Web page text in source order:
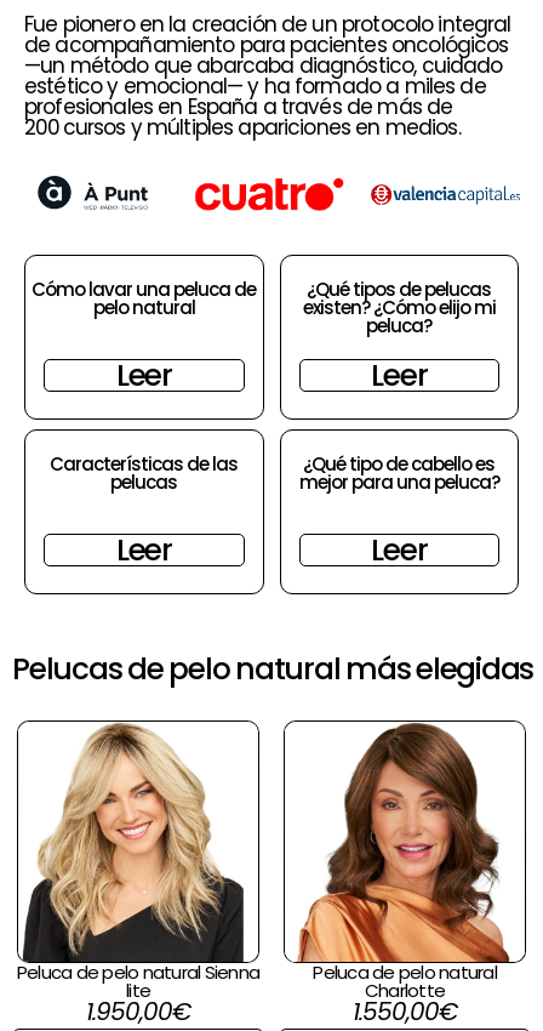
Fue pionero en la creación de un protocolo integral
de acompañamiento para pacientes oncológicos
—un método que abarcaba diagnóstico, cuidado
estético y emocional— y ha formado a miles de
profesionales en España a través de más de
200 cursos y múltiples apariciones en medios.
Cómo lavar una peluca de
pelo natural
Leer
¿Qué tipos de pelucas
existen? ¿Cómo elijo mi
peluca?
Leer
Características de las
pelucas
Leer
¿Qué tipo de cabello es
mejor para una peluca?
Leer
Pelucas de pelo natural más elegidas
Peluca de pelo natural Sienna
lite
1.950,00€
Peluca de pelo natural
Charlotte
1.550,00€